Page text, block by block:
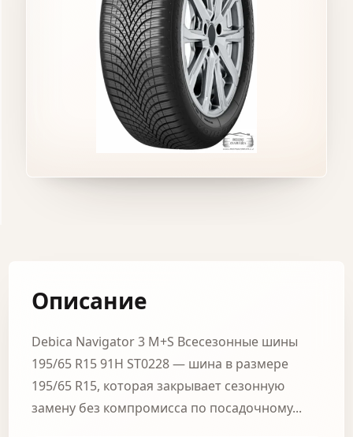
Описание
Debica Navigator 3 M+S Всесезонные шины
195/65 R15 91H ST0228 — шина в размере
195/65 R15, которая закрывает сезонную
замену без компромисса по посадочному...